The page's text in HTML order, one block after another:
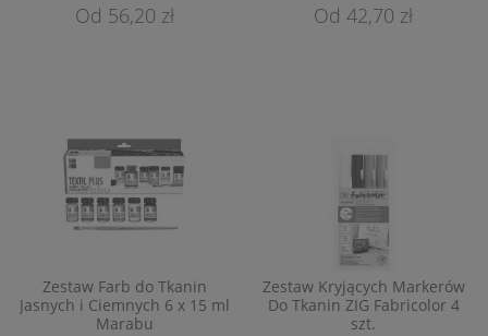
56,20 zł 42,70 zł
Zestaw Farb do Tkanin
Jasnych i Ciemnych 6 x 15 ml
Marabu
Zestaw Kryjących Markerów
Do Tkanin ZIG Fabricolor 4
szt.